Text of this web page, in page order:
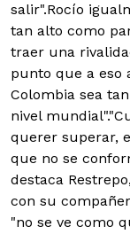
salir".Rocío
tan alto como
traer una
punto que a eso
Colombia sea
nivel
querer superar,
que no se
destaca
con su
"no se ve como